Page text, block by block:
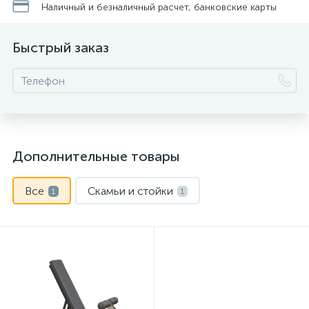
Наличный и безналичный расчет, банковские карты
Быстрый заказ
Дополнительные товары
Все 1 Скамьи и стойки 1